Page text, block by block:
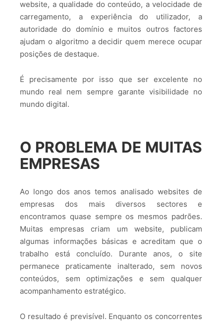
website, a qualidade do conteúdo, a velocidade de
carregamento, a experiência do utilizador, a
autoridade do domínio e muitos outros factores
ajudam o algoritmo a decidir quem merece ocupar
posições de destaque.
É precisamente por isso que ser excelente no
mundo real nem sempre garante visibilidade no
mundo digital.
O PROBLEMA DE MUITAS
EMPRESAS
Ao longo dos anos temos analisado websites de
empresas dos mais diversos sectores e
encontramos quase sempre os mesmos padrões.
Muitas empresas criam um website, publicam
algumas informações básicas e acreditam que o
trabalho está concluído. Durante anos, o site
permanece praticamente inalterado, sem novos
conteúdos, sem optimizações e sem qualquer
acompanhamento estratégico.
O resultado é previsível. Enquanto os concorrentes